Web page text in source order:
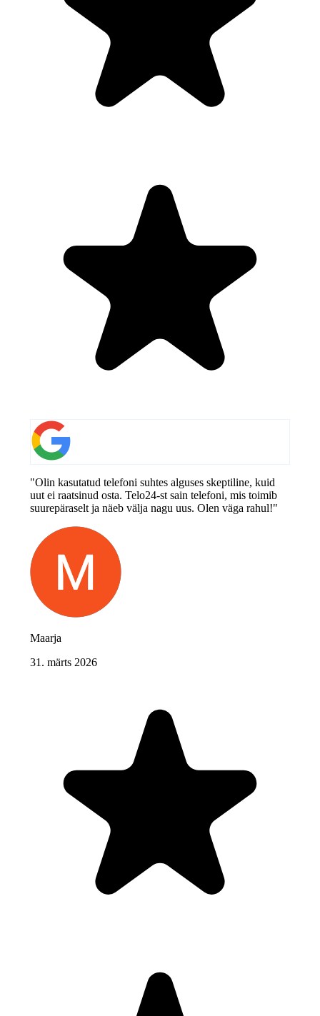
"Olin kasutatud telefoni suhtes alguses skeptiline, kuid
uut ei raatsinud osta. Telo24-st sain telefoni, mis toimib
suurepäraselt ja näeb välja nagu uus. Olen väga rahul!"
Maarja
31. märts 2026